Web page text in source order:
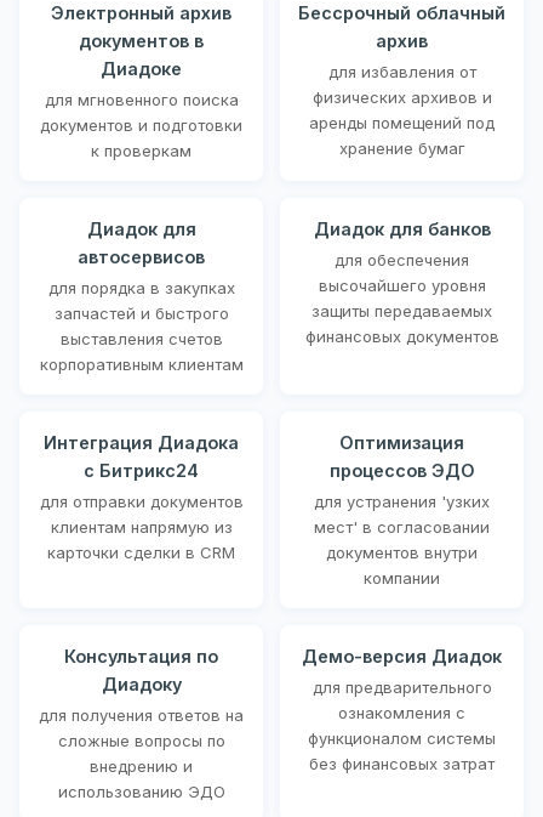
Электронный архив
документов в
Диадоке
для мгновенного поиска
документов и подготовки
к проверкам
Бессрочный облачный
архив
для избавления от
физических архивов и
аренды помещений под
хранение бумаг
Диадок для
автосервисов
для порядка в закупках
запчастей и быстрого
выставления счетов
корпоративным клиентам
Диадок для банков
для обеспечения
высочайшего уровня
защиты передаваемых
финансовых документов
Интеграция Диадока
с Битрикс24
для отправки документов
клиентам напрямую из
карточки сделки в CRM
Оптимизация
процессов ЭДО
для устранения 'узких
мест' в согласовании
документов внутри
компании
Консультация по
Диадоку
для получения ответов на
сложные вопросы по
внедрению и
использованию ЭДО
Демо-версия Диадок
для предварительного
ознакомления с
функционалом системы
без финансовых затрат